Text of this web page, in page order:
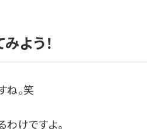
よう！
ね。笑
けですよ。